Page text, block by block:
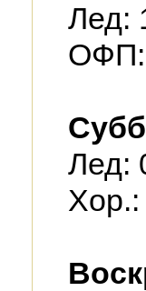
Лед:
ОФП:
Лед:
Хор.: